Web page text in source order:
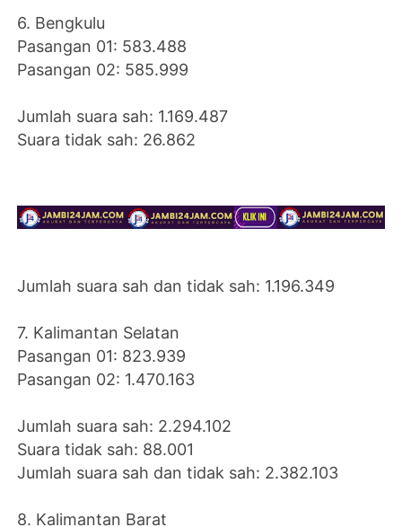
6. Bengkulu
Pasangan 01: 583.488
Pasangan 02: 585.999
Jumlah suara sah: 1.169.487
Suara tidak sah: 26.862
Jumlah suara sah dan tidak sah: 1.196.349
7. Kalimantan Selatan
Pasangan 01: 823.939
Pasangan 02: 1.470.163
Jumlah suara sah: 2.294.102
Suara tidak sah: 88.001
Jumlah suara sah dan tidak sah: 2.382.103
8. Kalimantan Barat